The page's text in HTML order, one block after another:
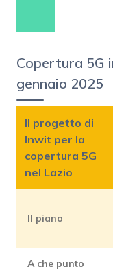
Copertura 5G
gennaio 2025
Il progetto di
Inwit per la
copertura 5G
nel Lazio
Il piano
A che punto